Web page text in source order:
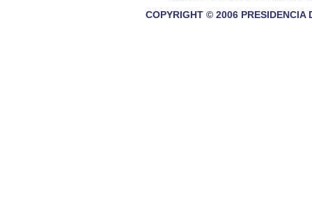
COPYRIGHT © 2006 PRESIDENCIA